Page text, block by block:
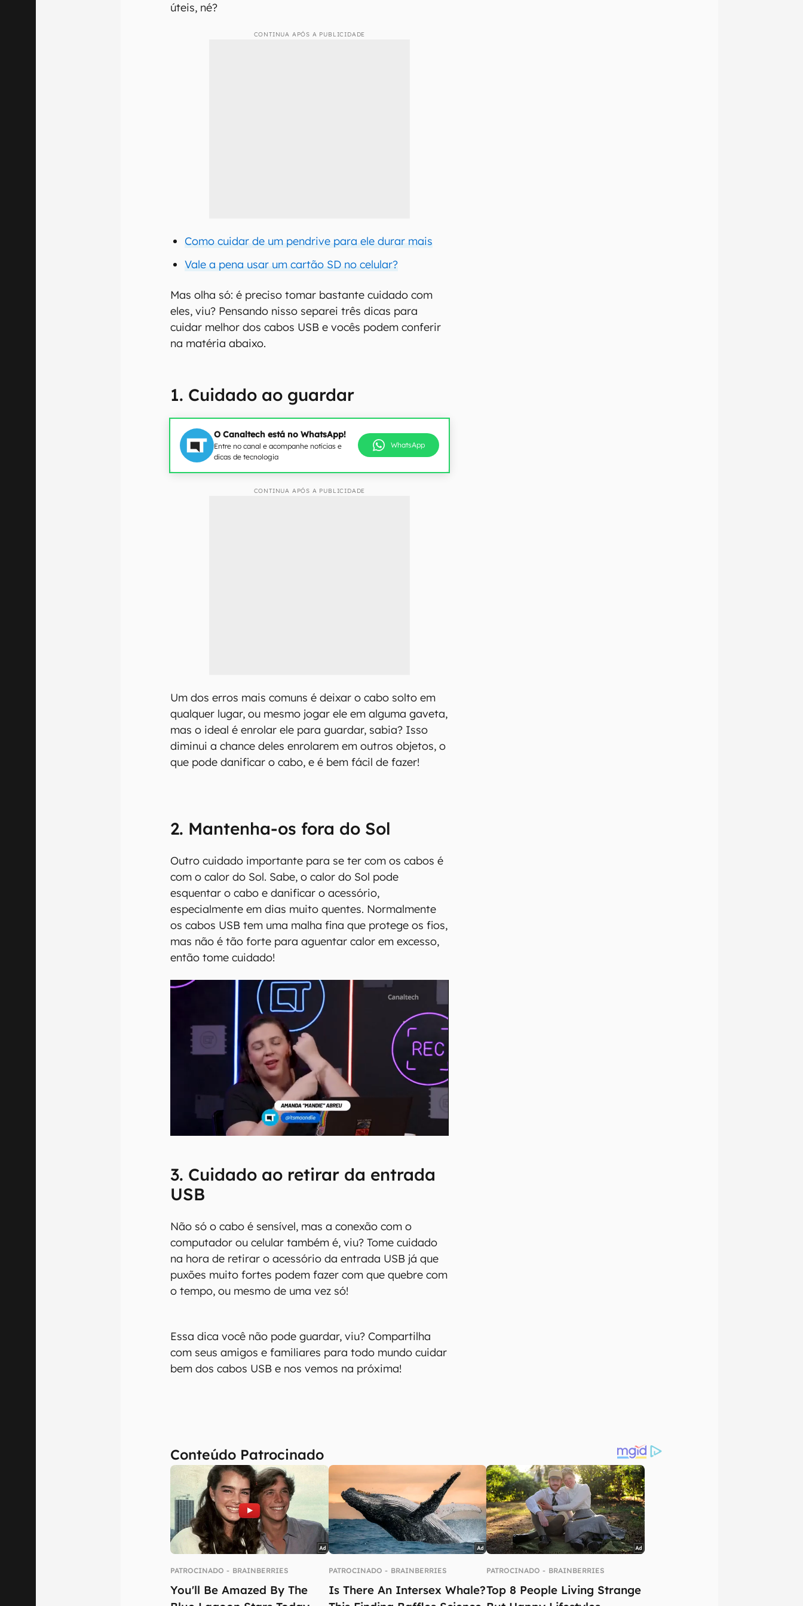
úteis, né?
CONTINUA APÓS A PUBLICIDADE
Como cuidar de um pendrive para ele durar mais
Vale a pena usar um cartão SD no celular?
Mas olha só: é preciso tomar bastante cuidado com
eles, viu? Pensando nisso separei três dicas para
cuidar melhor dos cabos USB e vocês podem conferir
na matéria abaixo.
1. Cuidado ao guardar
O Canaltech está no WhatsApp!
Entre no canal e acompanhe notícias e
dicas de tecnologia
WhatsApp
CONTINUA APÓS A PUBLICIDADE
Um dos erros mais comuns é deixar o cabo solto em
qualquer lugar, ou mesmo jogar ele em alguma gaveta,
mas o ideal é enrolar ele para guardar, sabia? Isso
diminui a chance deles enrolarem em outros objetos, o
que pode danificar o cabo, e é bem fácil de fazer!
2. Mantenha-os fora do Sol
Outro cuidado importante para se ter com os cabos é
com o calor do Sol. Sabe, o calor do Sol pode
esquentar o cabo e danificar o acessório,
especialmente em dias muito quentes. Normalmente
os cabos USB tem uma malha fina que protege os fios,
mas não é tão forte para aguentar calor em excesso,
então tome cuidado!
3. Cuidado ao retirar da entrada
USB
Não só o cabo é sensível, mas a conexão com o
computador ou celular também é, viu? Tome cuidado
na hora de retirar o acessório da entrada USB já que
puxões muito fortes podem fazer com que quebre com
o tempo, ou mesmo de uma vez só!
Essa dica você não pode guardar, viu? Compartilha
com seus amigos e familiares para todo mundo cuidar
bem dos cabos USB e nos vemos na próxima!